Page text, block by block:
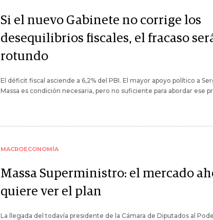
Si el nuevo Gabinete no corrige los
desequilibrios fiscales, el fracaso
rotundo
El déficit fiscal asciende a 6,2% del PBI. El mayor apoyo político a
Massa es condición necesaria, pero no suficiente para abordar ese
MACROECONOMÍA
Massa Superministro: el mercado
quiere ver el plan
La llegada del todavía presidente de la Cámara de Diputados al